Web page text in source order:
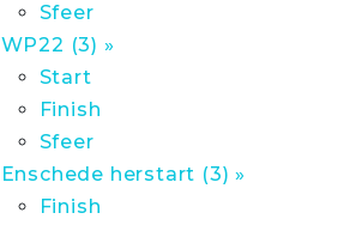
Sfeer
WP22 (3) »
Start
Finish
Sfeer
Enschede herstart (3) »
Finish